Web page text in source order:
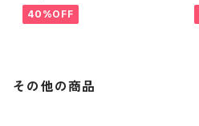
40%OFF
その他の商品